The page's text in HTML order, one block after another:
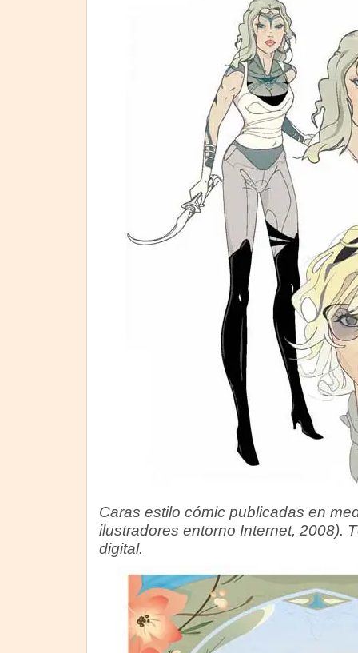
Caras estilo cómic publicadas en
ilustradores entorno Internet, 2008).
digital.